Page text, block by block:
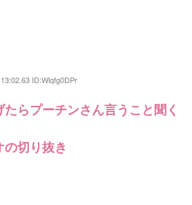
ID:Wlqfg0DPr
らプーチンさん言うこと聞く
切り抜き